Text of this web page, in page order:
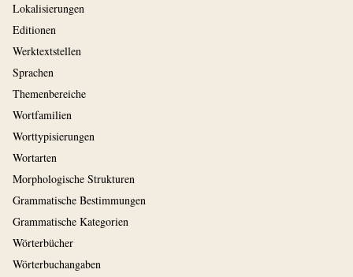
Lokalisierungen
Editionen
Werktextstellen
Sprachen
Themenbereiche
Wortfamilien
Worttypisierungen
Wortarten
Morphologische Strukturen
Grammatische Bestimmungen
Grammatische Kategorien
Wörterbücher
Wörterbuchangaben